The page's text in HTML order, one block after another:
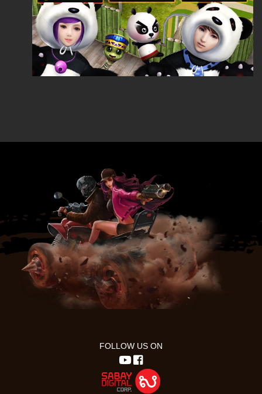
FOLLOW US ON